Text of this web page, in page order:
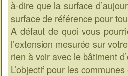
à-dire que la surface
surface de référence pour
A défaut de quoi vous
l’extension mesurée sur
rien à voir avec le bâtiment
L’objectif pour les